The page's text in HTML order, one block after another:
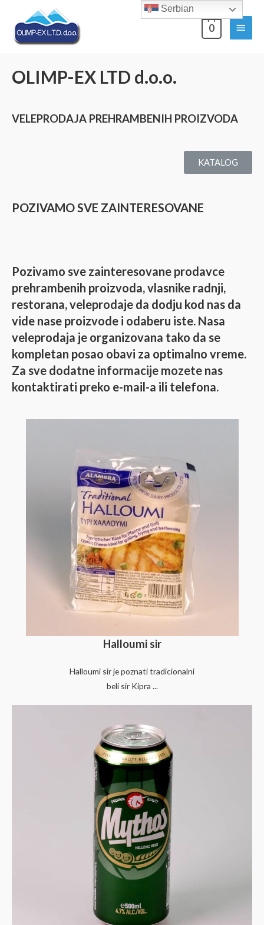
0
OLIMP-EX LTD d.o.o.
VELEPRODAJA PREHRAMBENIH PROIZVODA
KATALOG
POZIVAMO SVE ZAINTERESOVANE
Pozivamo sve zainteresovane prodavce
prehrambenih proizvoda, vlasnike radnji,
restorana, veleprodaje da dodju kod nas da
vide nase proizvode i odaberu iste. Nasa
veleprodaja je organizovana tako da se
kompletan posao obavi za optimalno vreme.
Za sve dodatne informacije mozete nas
kontaktirati preko e-mail-a ili telefona.
Halloumi sir
Halloumi sir je poznati tradicionalni
beli sir Kipra ...
Serbian